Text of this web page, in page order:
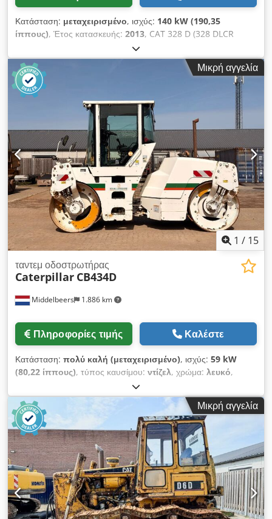
Κατάσταση: μεταχειρισμένο, ισχύς: 140 kW (190,35
ίππους), Έτος κατασκευής: 2013, CAT 328 D (328 DLCR
ZTAL) εκσκαφέας σηράγγων Codpfxewmpcuo Anksha Πολλά
επιπλέον εξαρτήματα διαθέσιμα με επιπλέον χρέωση, π.χ.
πλήρης άνω κατασκευή κ.ά.!! • Ισχύς: 140 kW (190 hp) •
Αρθρωτός/αναδιπλούμενος βραχίονας για εργασίες σε
σήραγγες • Ταχυπροσαρμογέας • Υποστήριξη με ασπίδα •
Κλιματισμός • Έκδοση κοντής ουράς • 11.600 ώρες λειτουργίας
• Πλάτος ερπυστρίων: 600 mm • Περιλαμβάνει 1 x κάδο
εκσκαφής 1,3 m³ και 1 x σκίστη • Βάθος εκσκαφής: περ. 7 m •
Βάρος χωρίς φορτίο: 43.500 kg - Γερμανικό μηχάνημα! - Σε
λειτουργία! - Όλοι οι σέρβις πραγματοποιήθηκαν από τη
Zeppelin / Caterpillar Επιφυλάξεις για τυχόν λάθη και
ενδιάμεση πώληση! = Περισσότερες πληροφορίες = Έτος
κατασκευής: 2013 Ζημιές: καμία
Μικρή αγγελία
1 / 15
Middelbeers 1.886 km
ταντεμ οδοστρωτήρας
Caterpillar CB434D
Πληροφορίες τιμής Καλέστε
Κατάσταση: πολύ καλή (μεταχειρισμένο), ισχύς: 59 kW
(80,22 ίππους), τύπος καυσίμου: ντίζελ, χρώμα: λευκό,
, Έτος κατασκευής:
λειτουργίας:3.310 h, Γενικές πληροφορίες Έτος μοντέλου:
2005 Σειριακός αριθμός: CATCB434LCNH00390 Τεχνικές
πληροφορίες Αριθμός κυλίνδρων: 4 Κυβισμός κινητήρα: 4.400
cc Κίνηση: Τροχοφόρο Καθαρό βάρος: 7.500 kg Λειτουργικά
Πλάτος εργασίας: 150 cm Κατάσταση Τεχνική κατάσταση:
Πολύ καλή Οπτική κατάσταση: Πολύ καλή Ζημιές: Καμία
Οικονομικές πληροφορίες Τιμή: Κατόπιν αιτήματος
Chedpfxeyzz E Ro Ankea Περαιτέρω πληροφορίες
Επικοινωνήστε με τον Ernst van Hek για περισσότερες
πληροφορίες.
Μικρή αγγελία